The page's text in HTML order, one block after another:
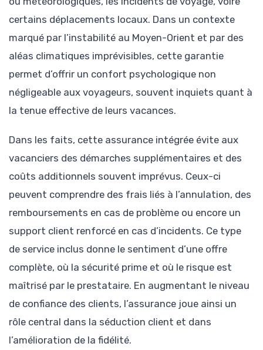
certains déplacements locaux. Dans un contexte
marqué par l’instabilité au Moyen-Orient et par des
aléas climatiques imprévisibles, cette garantie
permet d’offrir un confort psychologique non
négligeable aux voyageurs, souvent inquiets quant à
la tenue effective de leurs vacances.
Dans les faits, cette assurance intégrée évite aux
vacanciers des démarches supplémentaires et des
coûts additionnels souvent imprévus. Ceux-ci
peuvent comprendre des frais liés à l’annulation, des
remboursements en cas de problème ou encore un
support client renforcé en cas d’incidents. Ce type
de service inclus donne le sentiment d’une offre
complète, où la sécurité prime et où le risque est
maîtrisé par le prestataire. En augmentant le niveau
de confiance des clients, l’assurance joue ainsi un
rôle central dans la séduction client et dans
l’amélioration de la fidélité.